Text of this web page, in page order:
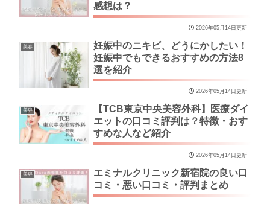
感想は？
2026年05月14日更新
美容
妊娠中のニキビ、どうにかしたい！
妊娠中でもできるおすすめの方法8
選を紹介
2026年05月14日更新
美容
【TCB東京中央美容外科】医療ダイ
エットの口コミ評判は？特徴・おす
すめな人など紹介
2026年05月14日更新
美容
エミナルクリニック新宿院の良い口
コミ・悪い口コミ・評判まとめ